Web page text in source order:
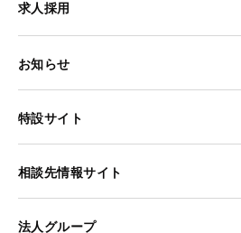
求人採用
お知らせ
特設サイト
相談先情報サイト
法人グループ